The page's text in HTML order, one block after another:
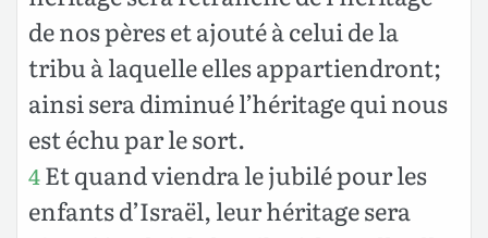
de nos pères et ajouté à celui de la
tribu à laquelle elles appartiendront;
ainsi sera diminué l’héritage qui nous
est échu par le sort.
4Et quand viendra le jubilé pour les
enfants d’Israël, leur héritage sera